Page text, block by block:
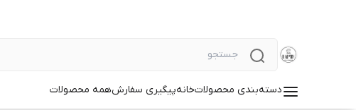
دسته‌بندی محصولاتخانهپیگیری سفارشهمه محصولات